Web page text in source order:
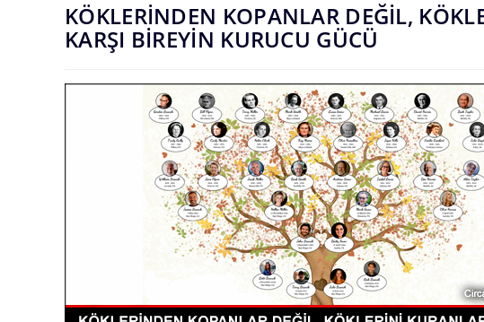
KÖKLERİNDEN KOPANLAR DEĞİL,
KARŞI BİREYİN KURUCU GÜCÜ